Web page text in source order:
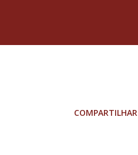
COMPARTILHAR